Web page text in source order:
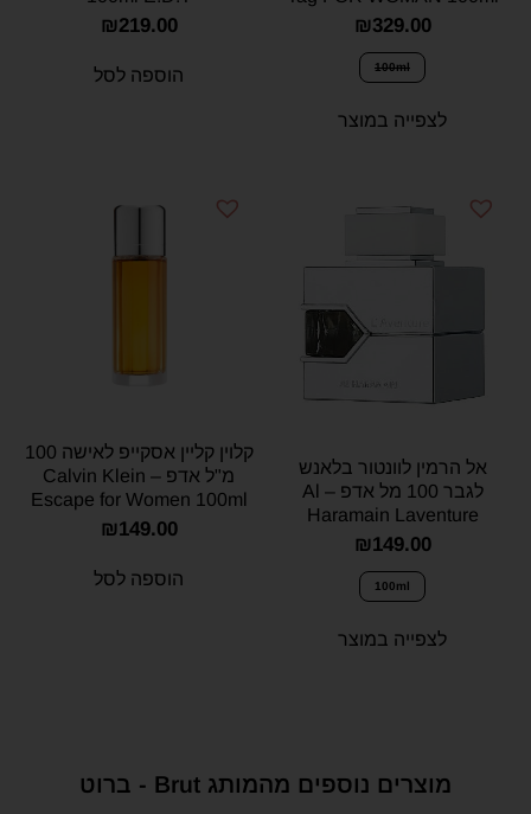
E.D.P
₪329.00
100ml
לצפייה במוצר
₪219.00
הוספה לסל
אל הרמין לוונטור בלאנש
לגבר 100 מל אדפ – Al
Haramain Laventure
Blanche for men 100ml
₪149.00
100ml
לצפייה במוצר
קלוין קליין אסקייפ לאישה 100
מ"ל אדפ – Calvin Klein
Escape for Women 100ml
EDP
₪149.00
הוספה לסל
מוצרים נוספים מהמותג Brut - ברוט